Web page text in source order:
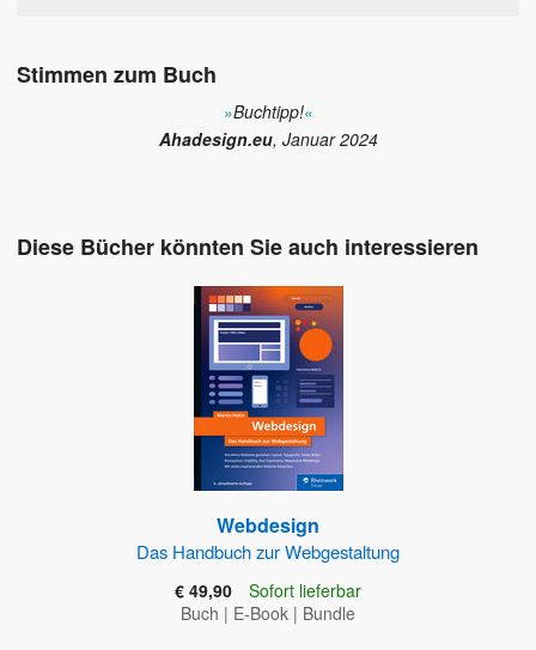
Stimmen zum Buch
»Buchtipp!«
Ahadesign.eu, Januar 2024
Diese Bücher könnten Sie auch interessieren
Webdesign
Das Handbuch zur Webgestaltung
€ 49,90
Sofort lieferbar
Buch | E-Book | Bundle